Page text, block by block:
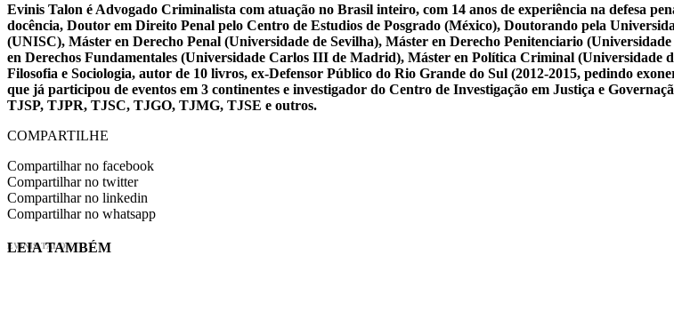
Evinis Talon é Advogado Criminalista com atuação no Brasil inteiro, com 14 anos de experiência na defesa
docência, Doutor em Direito Penal pelo Centro de Estudios de Posgrado (México), Doutorando pela
(UNISC), Máster en Derecho Penal (Universidade de Sevilha), Máster en Derecho Penitenciario
en Derechos Fundamentales (Universidade Carlos III de Madrid), Máster en Política Criminal (Universidade
Filosofia e Sociologia, autor de 10 livros, ex-Defensor Público do Rio Grande do Sul (2012-2015, pedindo
que já participou de eventos em 3 continentes e investigador do Centro de Investigação em Justiça e
TJSP, TJPR, TJSC, TJGO, TJMG, TJSE e outros.
COMPARTILHE
Compartilhar no facebook
Compartilhar no twitter
Compartilhar no linkedin
Compartilhar no whatsapp
EVINIS TALON
LEIA TAMBÉM